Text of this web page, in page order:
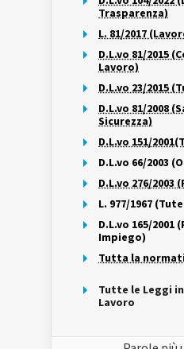
Trasparenza)
L. 81/2017
D.L.vo 81/2015
Lavoro)
D.L.vo 23/2015
D.L.vo 81/2008
Sicurezza)
D.L.vo 151/
D.L.vo 66/2003
D.L.vo 276/2003
L. 977/1967
D.L.vo 165/2001
Impiego)
Tutta la
Tutte le Leggi
Lavoro